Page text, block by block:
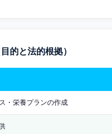
的と法的根拠）
・栄養プランの作成